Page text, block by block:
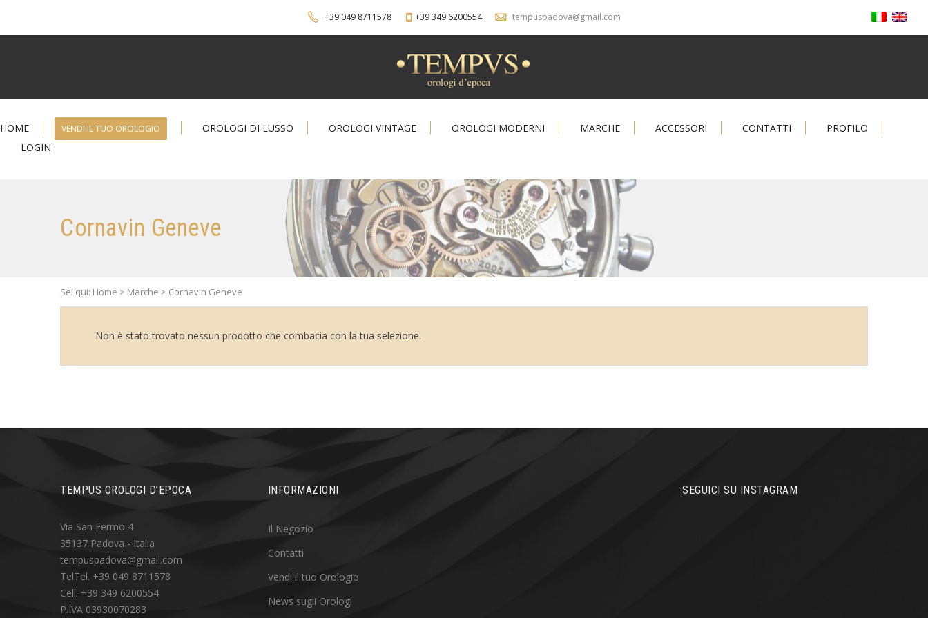
+39 049 8711578 +39 349 6200554 tempuspadova@gmail.com
HOME VENDI IL TUO OROLOGIO OROLOGI DI LUSSO OROLOGI VINTAGE OROLOGI MODERNI MARCHE ACCESSORI CONTATTI
PROFILO
LOGIN
Cornavin Geneve
Sei qui: Home > Marche > Cornavin Geneve
Non è stato trovato nessun prodotto che combacia con la tua selezione.
TEMPUS OROLOGI D’EPOCA
Via San Fermo 4
35137 Padova - Italia
tempuspadova@gmail.com
TelTel. +39 049 8711578
Cell. +39 349 6200554
P.IVA 03930070283
INFORMAZIONI
Il Negozio
Contatti
Vendi il tuo Orologio
News sugli Orologi
SEGUICI SU INSTAGRAM